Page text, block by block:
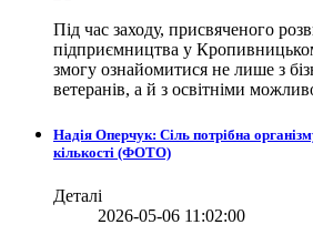
Під час заходу, присвяченого
підприємництва у
змогу ознайомитися не лише з
ветеранів, а й з освітніми
Надія Оперчук: Сіль потрібна
кількості (ФОТО)
Деталі
2026-05-06 11:02:00